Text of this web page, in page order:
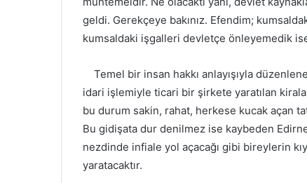
geldi. Gerekçeye bakınız. Efendim;
kumsaldaki işgalleri devletçe önleyemedik
Temel bir insan hakkı anlayışıyla
idari işlemiyle ticari bir şirkete yaratılan
bu durum sakin, rahat, herkese kucak açan
Bu gidişata dur denilmez ise kaybeden
nezdinde infiale yol açacağı gibi bireylerin
yaratacaktır.